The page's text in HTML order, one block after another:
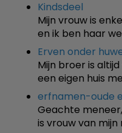
Kindsdeel
Mijn vrouw is
en ik ben haar
Erven onder
Mijn broer is
een eigen huis
erfnamen-oude
Geachte
is vrouw van